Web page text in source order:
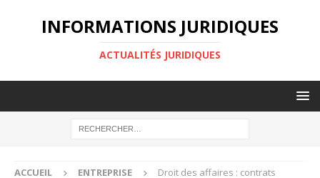
INFORMATIONS JURIDIQUES
ACTUALITÉS JURIDIQUES
ACCUEIL ENTREPRISE
Droit des affaires : contrats